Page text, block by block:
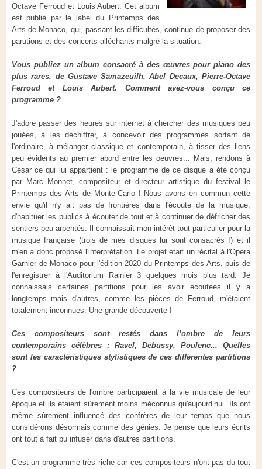
Octave Ferroud et Louis Aubert. Cet album
est publié par le label du Printemps des
Arts de Monaco, qui, passant les difficultés, continue de proposer des
parutions et des concerts alléchants malgré la situation.
Vous publiez un album consacré à des œuvres pour piano des
plus rares, de Gustave Samazeuilh, Abel Decaux, Pierre-Octave
Ferroud et Louis Aubert. Comment avez-vous conçu ce
programme ?
J'adore passer des heures sur internet à chercher des musiques peu
jouées, à les déchiffrer, à concevoir des programmes sortant de
l'ordinaire, à mélanger classique et contemporain, à tisser des liens
peu évidents au premier abord entre les oeuvres... Mais, rendons à
César ce qui lui appartient : le programme de ce disque a été conçu
par Marc Monnet, compositeur et directeur artistique du festival le
Printemps des Arts de Monte-Carlo ! Nous avons en commun cette
envie qu'il n'y ait pas de frontières dans l'écoute de la musique,
d'habituer les publics à écouter de tout et à continuer de défricher des
sentiers peu arpentés. Il connaissait mon intérêt tout particulier pour la
musique française (trois de mes disques lui sont consacrés !) et il
m'en a donc proposé l'interprétation. Le projet était un récital à l'Opéra
Garnier de Monaco pour l'édition 2020 du Printemps des Arts, puis de
l'enregistrer à l'Auditorium Rainier 3 quelques mois plus tard. Je
connaissais certaines partitions pour les avoir écoutées il y a
longtemps mais d'autres, comme les pièces de Ferroud, m'étaient
totalement inconnues. Une grande découverte !
Ces compositeurs sont restés dans l’ombre de leurs
contemporains célèbres : Ravel, Debussy, Poulenc... Quelles
sont les caractéristiques stylistiques de ces différentes partitions
?
Ces compositeurs de l'ombre participaient à la vie musicale de leur
époque et ils étaient sûrement moins méconnus qu'aujourd’hui. Ils ont
même sûrement influencé des confrères de leur temps que nous
considérons désormais comme des génies. Je pense que leurs écrits
ont tout à fait pu infuser dans d'autres partitions.
C'est un programme très riche car ces compositeurs n'ont pas du tout